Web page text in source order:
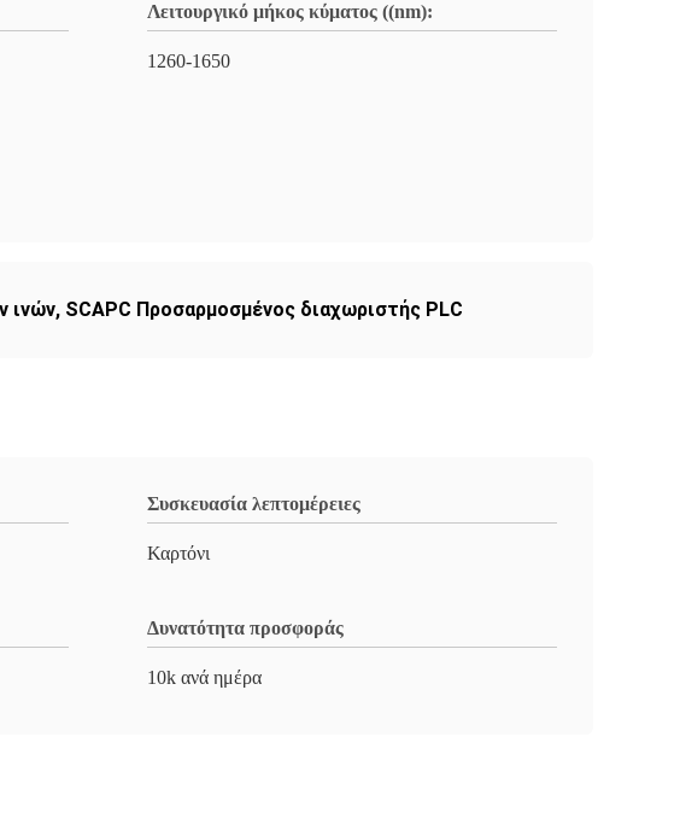
Λειτουργικό μήκος κύματος ((nm):
1260-1650
ινών, SCAPC Προσαρμοσμένος διαχωριστής PLC
Συσκευασία λεπτομέρειες
Καρτόνι
Δυνατότητα προσφοράς
10k ανά ημέρα